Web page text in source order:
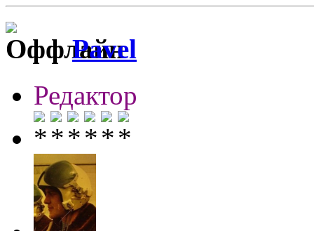
Pavel
Редактор